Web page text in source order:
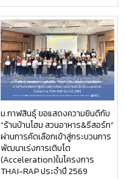
ม.กาฬสินธุ์ ขอแสดงความยินดีกับ
“ร้านบ้านโฮม สวนอาหาร&รีสอร์ท”
ผ่านการคัดเลือกเข้าสู่กระบวนการ
พัฒนาเร่งการเติบโต
(Acceleration)ในโครงการ
THAI-RAP ประจำปี 2569